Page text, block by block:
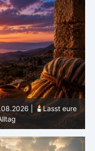
|
Ein reines